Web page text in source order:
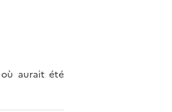
aurait été